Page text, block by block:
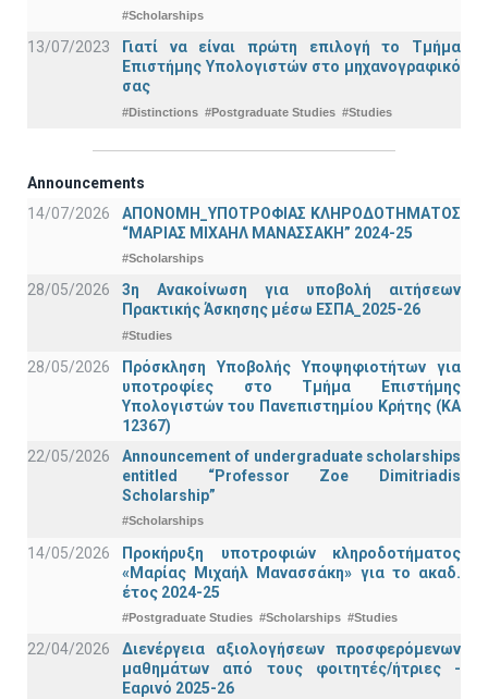
#Scholarships
13/07/2023
Γιατί να είναι πρώτη επιλογή το Τμήμα
Επιστήμης Υπολογιστών στο μηχανογραφικό
σας
#Distinctions #Postgraduate Studies #Studies
Announcements
14/07/2026
ΑΠΟΝΟΜΗ_ΥΠΟΤΡΟΦΙΑΣ ΚΛΗΡΟΔΟΤΗΜΑΤΟΣ
“ΜΑΡΙΑΣ ΜΙΧΑΗΛ ΜΑΝΑΣΣΑΚΗ” 2024-25
#Scholarships
28/05/2026
3η Ανακοίνωση για υποβολή αιτήσεων
Πρακτικής Άσκησης μέσω ΕΣΠΑ_2025-26
#Studies
28/05/2026
Πρόσκληση Υποβολής Υποψηφιοτήτων για
υποτροφίες στο Τμήμα Επιστήμης
Υπολογιστών του Πανεπιστημίου Κρήτης (ΚΑ
12367)
22/05/2026
Announcement of undergraduate scholarships
entitled “Professor Zoe Dimitriadis
Scholarship”
#Scholarships
14/05/2026
Προκήρυξη υποτροφιών κληροδοτήματος
«Μαρίας Μιχαήλ Μανασσάκη» για το ακαδ.
έτος 2024-25
#Postgraduate Studies #Scholarships #Studies
22/04/2026
Διενέργεια αξιολογήσεων προσφερόμενων
μαθημάτων από τους φοιτητές/ήτριες -
Εαρινό 2025-26